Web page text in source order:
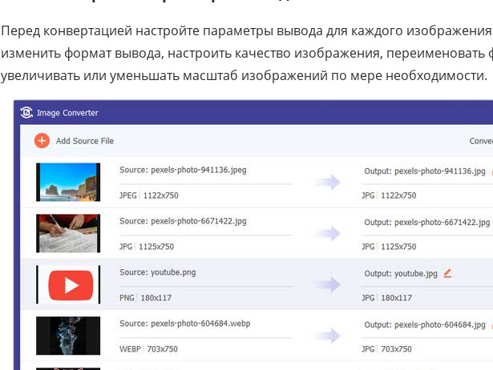
Перед конвертацией настройте параметры вывода для каждого
изменить формат вывода, настроить качество изображения,
увеличивать или уменьшать масштаб изображений по мере необходимости.